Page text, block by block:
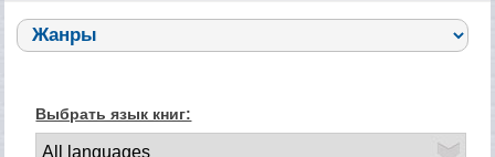
Выбрать язык книг: